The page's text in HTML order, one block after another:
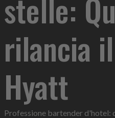
stelle:
rilancia
Hyatt
Professione bartender